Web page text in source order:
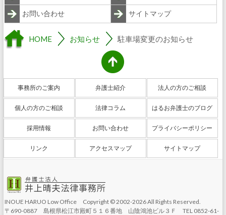
お問い合わせ サイトマップ
HOME お知らせ 駐車場変更のお知らせ
事務所のご案内 弁護士紹介 法人の方のご相談
個人の方のご相談 法律コラム はるお弁護士のブログ
採用情報 お問い合わせ プライバシーポリシー
リンク アクセスマップ サイトマップ
INOUE HARUO Low Office Copyright © 2002-2026 All Rights Reserved.
〒690-0887 島根県松江市殿町５１６番地 山陰鴻池ビル３Ｆ TEL 0852-61-